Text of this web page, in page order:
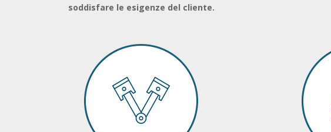
soddisfare le esigenze del cliente.